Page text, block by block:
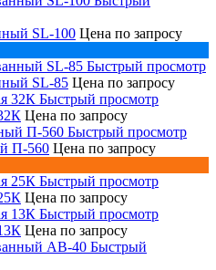
SL-100 Цена по запросу
Быстрый просмотр
SL-85 Цена по запросу
Быстрый просмотр
Цена по запросу
Быстрый просмотр
П-560 Цена по запросу
Быстрый просмотр
Цена по запросу
Быстрый просмотр
Цена по запросу
Быстрый